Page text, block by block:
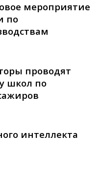
мероприятие
по
проводят
школ по
интеллекта